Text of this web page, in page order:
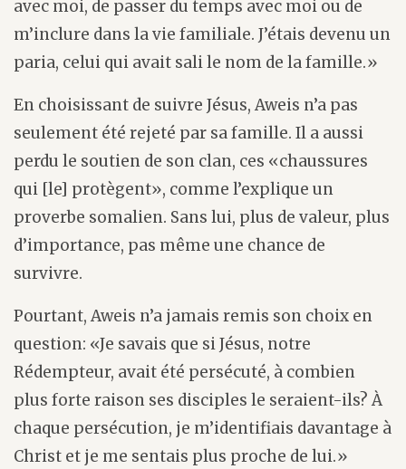
avec moi, de passer du temps avec moi ou de
m’inclure dans la vie familiale. J’étais devenu un
paria, celui qui avait sali le nom de la famille.»
En choisissant de suivre Jésus, Aweis n’a pas
seulement été rejeté par sa famille. Il a aussi
perdu le soutien de son clan, ces «chaussures
qui [le] protègent», comme l’explique un
proverbe somalien. Sans lui, plus de valeur, plus
d’importance, pas même une chance de
survivre.
Pourtant, Aweis n’a jamais remis son choix en
question: «Je savais que si Jésus, notre
Rédempteur, avait été persécuté, à combien
plus forte raison ses disciples le seraient-ils? À
chaque persécution, je m’identifiais davantage à
Christ et je me sentais plus proche de lui.»